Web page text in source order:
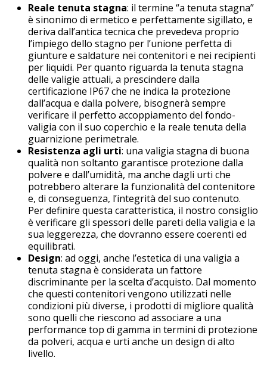
Reale tenuta stagna: il termine “a tenuta stagna”
è sinonimo di ermetico e perfettamente sigillato, e
deriva dall’antica tecnica che prevedeva proprio
l’impiego dello stagno per l’unione perfetta di
giunture e saldature nei contenitori e nei recipienti
per liquidi. Per quanto riguarda la tenuta stagna
delle valigie attuali, a prescindere dalla
certificazione IP67 che ne indica la protezione
dall’acqua e dalla polvere, bisognerà sempre
verificare il perfetto accoppiamento del fondo-
valigia con il suo coperchio e la reale tenuta della
guarnizione perimetrale.
Resistenza agli urti: una valigia stagna di buona
qualità non soltanto garantisce protezione dalla
polvere e dall’umidità, ma anche dagli urti che
potrebbero alterare la funzionalità del contenitore
e, di conseguenza, l’integrità del suo contenuto.
Per definire questa caratteristica, il nostro consiglio
è verificare gli spessori delle pareti della valigia e la
sua leggerezza, che dovranno essere coerenti ed
equilibrati.
Design: ad oggi, anche l’estetica di una valigia a
tenuta stagna è considerata un fattore
discriminante per la scelta d’acquisto. Dal momento
che questi contenitori vengono utilizzati nelle
condizioni più diverse, i prodotti di migliore qualità
sono quelli che riescono ad associare a una
performance top di gamma in termini di protezione
da polveri, acqua e urti anche un design di alto
livello.